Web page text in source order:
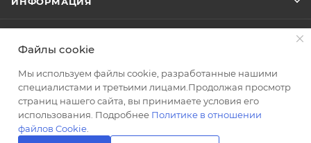
современный
Цвет
Ширина,
см
12.1
Глубина,
современный
Ширина,
см
17
Глубина,
ПОДПИСАТЬСЯ НА РАССЫЛКУ
+7 (499) 703-24-24
Файлы cookie
Мы используем файлы cookie, разработанные нашими
специалистами и третьими лицами.Продолжая просмотр
страниц нашего сайта, вы принимаете условия его
использования. Подробнее Политике в отношении
файлов Cookie